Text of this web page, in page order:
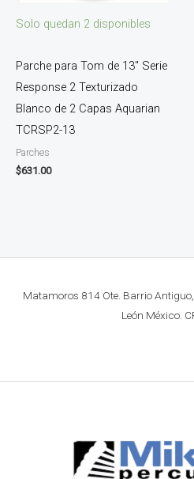
Solo quedan 2 disponibles
Parche para Tom de 13″ Serie
Response 2 Texturizado
Blanco de 2 Capas Aquarian
TCRSP2-13
Parches
$631.00
Matamoros 814 Ote. Barrio
León México.